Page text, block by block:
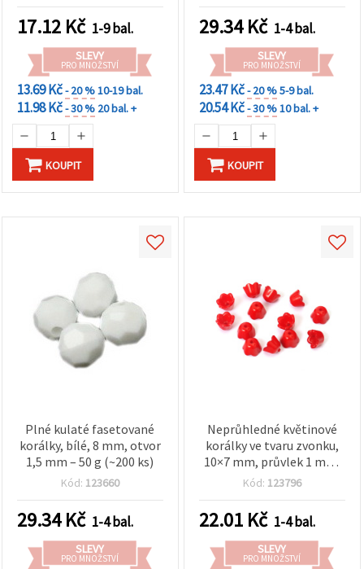
17.12 Kč 1-9 bal.
SLEVY
PRO MNOŽSTVÍ
13.69 Kč- 20 %10-19 bal.
11.98 Kč- 30 % 20 bal. +
KOUPIT
29.34Kč 1-4 bal.
SLEVY
PRO MNOŽSTVÍ
23.47 Kč- 20 %5-9 bal.
20.54 Kč- 30 %10 bal. +
KOUPIT
Plné kulaté fasetované
korálky, bílé, 8 mm, otvor
1,5 mm – 50 g (~200 ks)
Kód: 123660
29.34Kč 1-4 bal.
SLEVY
PRO MNOŽSTVÍ
Neprůhledné květinové
korálky ve tvaru zvonku,
10×7 mm, průvlek 1 mm,
červené – 20 g (~80 ks)
Kód: 123796
22.01 Kč 1-4 bal.
SLEVY
PRO MNOŽSTVÍ